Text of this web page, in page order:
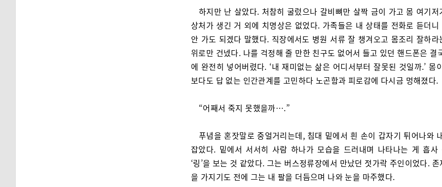
하지만 난 살았다. 처참히 굴렀으나 갈비뼈만 살짝 금이 가고 몸 여기저
상처가 생긴 거 외에 치명상은 없었다. 가족들은 내 상태를 전화로 듣더니
안 가도 되겠다 말했다. 직장에서도 병원 서류 잘 챙겨오고 몸조리 잘하라
위로만 건넸다. 나를 걱정해 줄 만한 친구도 없어서 들고 있던 핸드폰은 결
에 완전히 넣어버렸다. ‘내 재미없는 삶은 어디서부터 잘못된 것일까.’ 몸
보다도 답 없는 인간관계를 고민하다 노곤함과 피로감에 다시금 멍해졌다.
“어째서 죽지 못했을까….”
푸념을 혼잣말로 중얼거리는데, 침대 밑에서 흰 손이 갑자기 튀어나와
잡았다. 밑에서 서서히 사람 하나가 모습을 드러내며 나타나는 게 흡사
‘링’을 보는 것 같았다. 그는 버스정류장에서 만났던 젓가락 주인이었다.
을 가지기도 전에 그는 내 팔을 더듬으며 나와 눈을 마주했다.